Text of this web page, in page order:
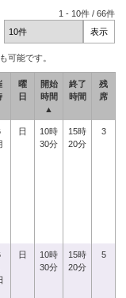
1 - 10件 /66件
可能です。
曜
日
開始
時間
▲
終了
時間
残
席
日
10時
30分
15時
20分
3
日
10時
30分
15時
20分
5